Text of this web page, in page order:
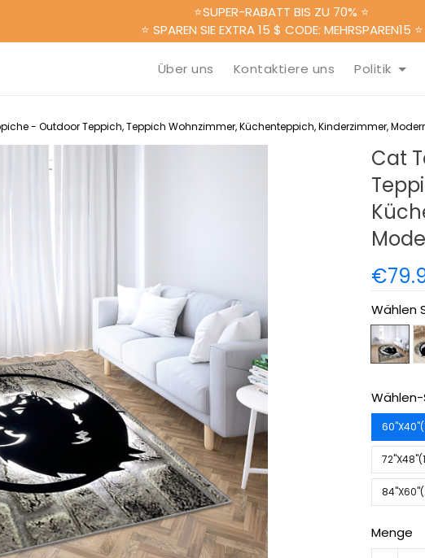
⭐SUPER-RABATT BIS ZU 70% ⭐
⭐ SPAREN SIE EXTRA 15 $ CODE: MEHRSPAREN15 ⭐
Über uns Kontaktiere uns Politik
- Outdoor Teppich, Teppich Wohnzimmer, Küchenteppich, Kinderzimmer,
Cat
Wählen
Menge